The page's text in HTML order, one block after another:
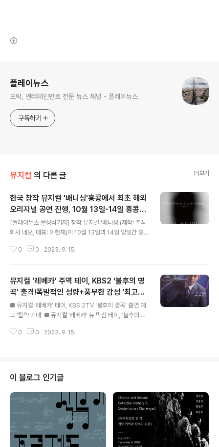
플레이뉴스
오락, 엔터테인먼트 전문 뉴스 채널 - 플레이뉴스
구독하기
뮤지컬 의 다른 글 더보기
한국 창작 뮤지컬 '배니싱'홍콩에서 최초 해외
오리지널 공연 진행, 10월 13일-14일 홍콩시
청 시어터
[플레이뉴스 문성식기자] 창작 뮤지컬 '배니싱'(제작: 주식
회사 네오, 대표: 이헌재)이 10월 13일과 14일 양일간 홍
한민국총영사관(총영사 유형철)과 주홍콩한국문화원(원장
싱'은, 홍콩정부 여가문화서비스부(LCSD)의 후원으로 홍
콩의 주요 공연장인 홍콩시청 씨어터에서 공연되며, 홍콩
정부 문화체육관광국(CSTB)이 올해 첫 런칭한 아시아플
러스페스티벌(Asia+ Festival)의 주요 프로그램으로도
포함되었다. 이번 초청 공연은 라이선스가 아닌 오리지널
공연으로 진행되는 '배니싱'의 최초 해외 전막 공연이라는
0 0 2023. 9. 15.
뮤지컬 ‘레베카’ 주역 테이, KBS2 ‘불후의 명
곡’ 출격!폭발적인 성량+풍부한 감성 ‘최고의
무대’ 예고
■ 뮤지컬 ‘레베카’ 테이, KBS 2TV ‘불후의 명곡’ 출연 예
고 ‘활약 기대’ ■ 뮤지컬 ‘레베카’ 뉴 막심 테이, ‘불후의 명
지컬 ‘레베카’의 뉴 막심으로 활약 중인 가수 겸 뮤지컬배우
다. 현재 테이는 10주년 기념 공연으로 돌아온 뮤지컬 ‘레
베카’에서 영국 최상류 층 신사이자 부인 레베카의 의문스
러운 죽음 이후 심각한 트라우마에 시달리고 있는 ‘막심 드
윈터’ 역을 맡아 열연 중이다. ‘뉴 막심’으로 새로 합류해 특
유의 부드러우면서 힘 있는 목소리로 자신만..
0 0 2023. 9. 15.
이 블로그 인기글